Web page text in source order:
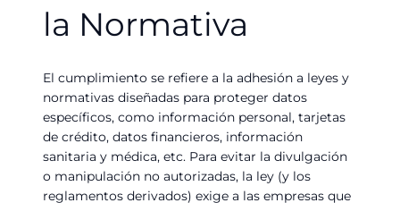
la Normativa
El cumplimiento se refiere a la adhesión a leyes y
normativas diseñadas para proteger datos
específicos, como información personal, tarjetas
de crédito, datos financieros, información
sanitaria y médica, etc. Para evitar la divulgación
o manipulación no autorizadas, la ley (y los
reglamentos derivados) exige a las empresas que